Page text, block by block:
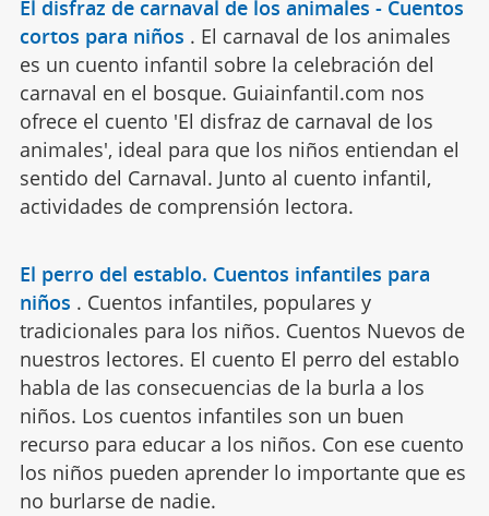
El disfraz de carnaval de los animales - Cuentos
cortos para niños . El carnaval de los animales
es un cuento infantil sobre la celebración del
carnaval en el bosque. Guiainfantil.com nos
ofrece el cuento 'El disfraz de carnaval de los
animales', ideal para que los niños entiendan el
sentido del Carnaval. Junto al cuento infantil,
actividades de comprensión lectora.
El perro del establo. Cuentos infantiles para
niños . Cuentos infantiles, populares y
tradicionales para los niños. Cuentos Nuevos de
nuestros lectores. El cuento El perro del establo
habla de las consecuencias de la burla a los
niños. Los cuentos infantiles son un buen
recurso para educar a los niños. Con ese cuento
los niños pueden aprender lo importante que es
no burlarse de nadie.